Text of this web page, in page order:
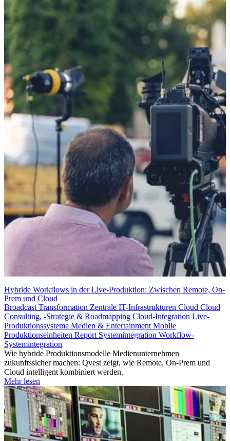
Hybride Workflows in der Live-Produktion: Zwischen Remote, On-
Prem und Cloud
Broadcast Transformation Zentrale IT-Infrastrukturen Cloud Cloud
Consulting, -Strategie & Roadmapping Cloud-Integration Live-
Produktionssysteme Medien & Entertainment Mobile
Produktionseinheiten Report Systemintegration Workflow-
Systemintegration
Wie hybride Produktionsmodelle Medienunternehmen
zukunftssicher machen: Qvest zeigt, wie Remote, On-Prem und
Cloud intelligent kombiniert werden.
Mehr lesen